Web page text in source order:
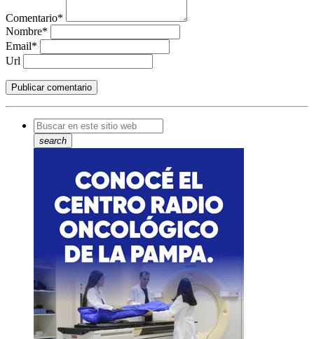
Comentario*
Nombre*
Email*
Url
search